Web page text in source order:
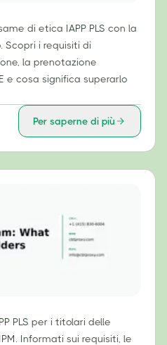
di etica IAPP PLS con la
Scopri i requisiti di
la prenotazione
e cosa significa superarlo
Per saperne di più
PLS per i titolari delle
Informati sui requisiti, le